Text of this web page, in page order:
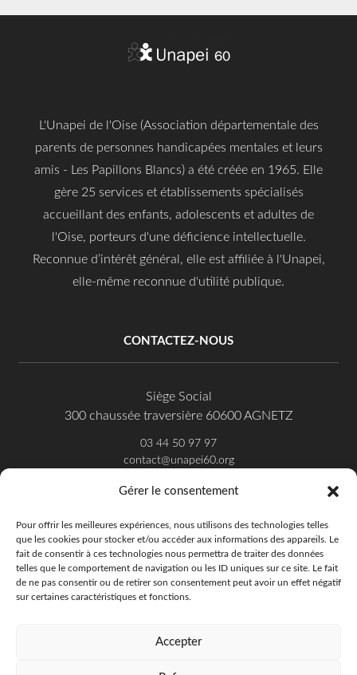
Gérer le consentement
Pour offrir les meilleures expériences, nous utilisons des technologies telles
que les cookies pour stocker et/ou accéder aux informations des appareils. Le
fait de consentir à ces technologies nous permettra de traiter des données
telles que le comportement de navigation ou les ID uniques sur ce site. Le fait
de ne pas consentir ou de retirer son consentement peut avoir un effet négatif
sur certaines caractéristiques et fonctions.
Accepter
L'Unapei de l'Oise (Association départementale des
parents de personnes handicapées mentales et leurs
amis - Les Papillons Blancs) a été créée en 1965. Elle
gère 25 services et établissements spécialisés
accueillant des enfants, adolescents et adultes de
l'Oise, porteurs d'une déficience intellectuelle.
Reconnue d’intérêt général, elle est affiliée à l'Unapei,
elle-même reconnue d'utilité publique.
CONTACTEZ-NOUS
Siège Social
300 chaussée traversière 60600 AGNETZ
03 44 50 97 97
contact@unapei60.org